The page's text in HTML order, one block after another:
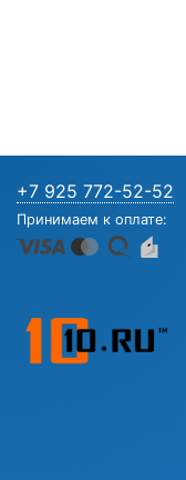
+7 925 772-52-52
Принимаем к оплате: